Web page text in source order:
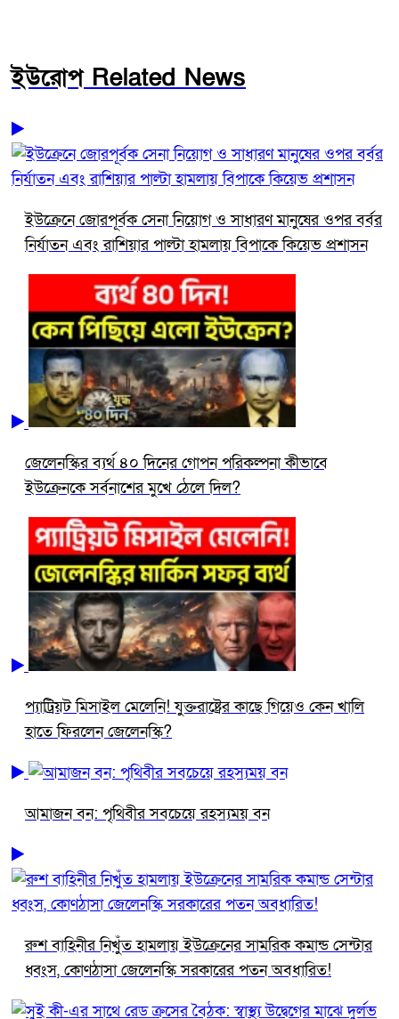
ইউরোপ Related News
ইউক্রেনে জোরপূর্বক সেনা নিয়োগ ও সাধারণ মানুষের ওপর বর্বর
নির্যাতন এবং রাশিয়ার পাল্টা হামলায় বিপাকে কিয়েভ প্রশাসন
জেলেনস্কির ব্যর্থ ৪০ দিনের গোপন পরিকল্পনা কীভাবে
ইউক্রেনকে সর্বনাশের মুখে ঠেলে দিল?
প্যাট্রিয়ট মিসাইল মেলেনি! যুক্তরাষ্ট্রের কাছে গিয়েও কেন খালি
হাতে ফিরলেন জেলেনস্কি?
আমাজন বন: পৃথিবীর সবচেয়ে রহস্যময় বন
রুশ বাহিনীর নিখুঁত হামলায় ইউক্রেনের সামরিক কমান্ড সেন্টার
ধ্বংস, কোণঠাসা জেলেনস্কি সরকারের পতন অবধারিত!